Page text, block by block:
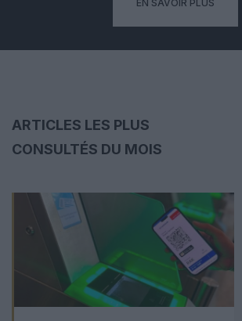
EN SAVOIR PLUS
ARTICLES LES PLUS
CONSULTÉS DU MOIS